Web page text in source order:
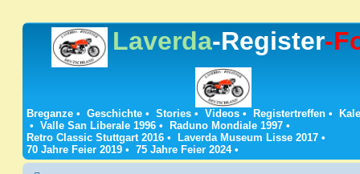
Laverda-Register-
Breganze • Geschichte • Stories • Videos • Registertreffen •
• Valle San Liberale 1996 • Raduno Mondiale 1997 •
Retro Classic Stuttgart 2016 • Laverda Museum Lisse 2017 •
70 Jahre Feier 2019 • 75 Jahre Feier 2024•